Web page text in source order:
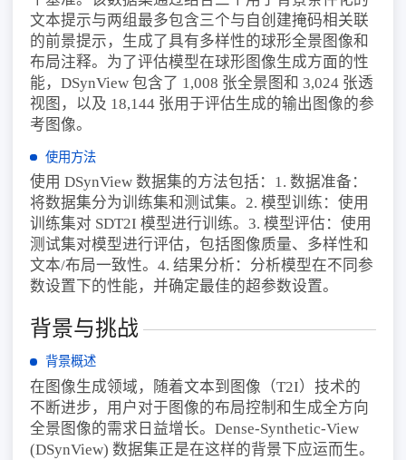
文本提示与两组最多包含三个与自创建掩码相关联
的前景提示，生成了具有多样性的球形全景图像和
布局注释。为了评估模型在球形图像生成方面的性
能，DSynView 包含了 1,008 张全景图和 3,024 张透
视图，以及 18,144 张用于评估生成的输出图像的参
考图像。
使用方法
使用 DSynView 数据集的方法包括：1. 数据准备：
将数据集分为训练集和测试集。2. 模型训练：使用
训练集对 SDT2I 模型进行训练。3. 模型评估：使用
测试集对模型进行评估，包括图像质量、多样性和
文本/布局一致性。4. 结果分析：分析模型在不同参
数设置下的性能，并确定最佳的超参数设置。
背景与挑战
背景概述
在图像生成领域，随着文本到图像（T2I）技术的
不断进步，用户对于图像的布局控制和生成全方向
全景图像的需求日益增长。Dense-Synthetic-View
(DSynView) 数据集正是在这样的背景下应运而生。